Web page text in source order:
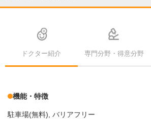
ドクター紹介 専門分野・得意分野
機能・特徴
駐車場(無料) バリアフリー